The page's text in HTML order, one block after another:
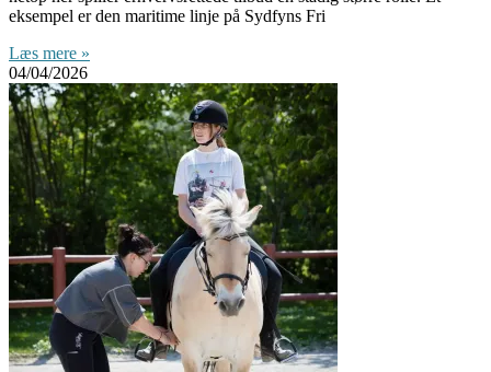
eksempel er den maritime linje på Sydfyns Fri
Læs mere »
04/04/2026